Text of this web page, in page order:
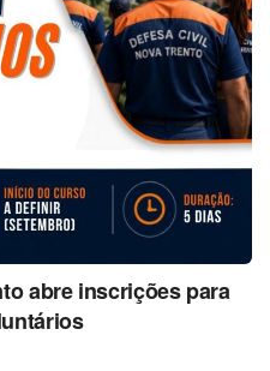
abre inscrições para